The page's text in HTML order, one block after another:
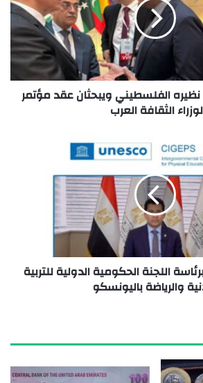
نظيره الفلسطيني ويبحثان عقد مؤتمر
لوزراء الثقافة العرب
اللجنة الحكومية الدولية للتربية
والرياضة باليونسكو